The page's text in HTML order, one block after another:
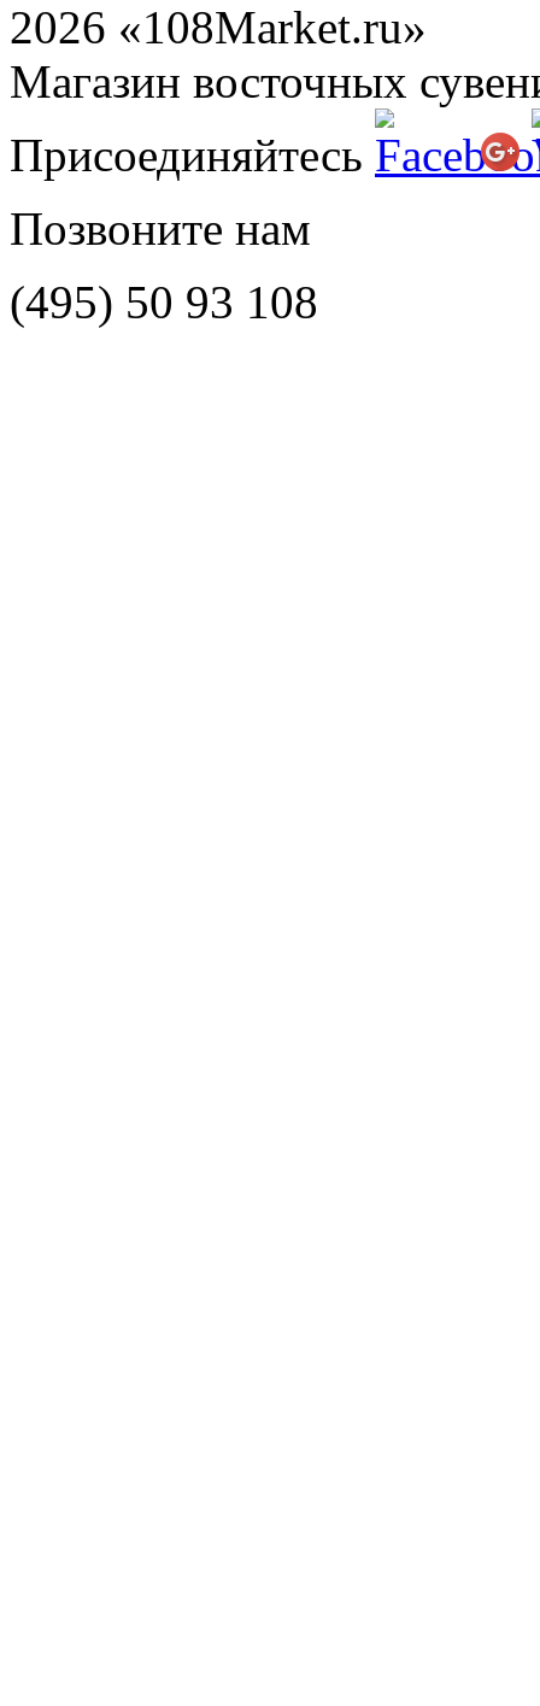
2026 «108Market.ru»
Магазин восточных
Присоединяйтесь
Позвоните нам
(495) 50 93 108